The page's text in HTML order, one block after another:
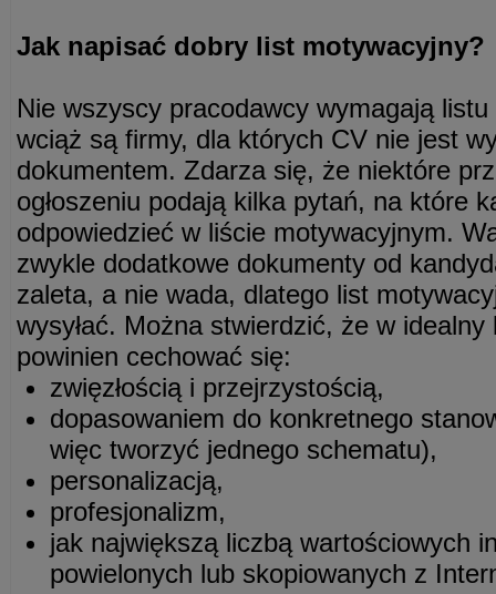
Jak napisać dobry list motywacyjny?
Nie wszyscy pracodawcy wymagają
wciąż są firmy, dla których CV nie jest
dokumentem. Zdarza się, że niektóre
ogłoszeniu podają kilka pytań, na które
odpowiedzieć w liście motywacyjnym.
zwykle dodatkowe dokumenty od
zaleta, a nie wada, dlatego list
wysyłać. Można stwierdzić, że w
powinien cechować się:
zwięzłością i przejrzystością,
dopasowaniem do konkretnego
więc tworzyć jednego schematu),
personalizacją,
profesjonalizm,
jak największą liczbą wartościowych
powielonych lub skopiowanych z